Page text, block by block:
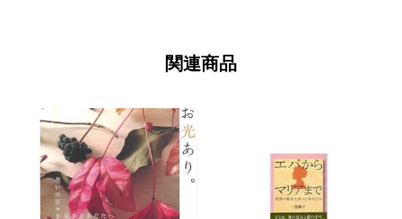
関連商品